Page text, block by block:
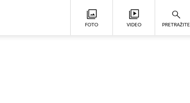
FOTO VIDEO PRETRAŽITE